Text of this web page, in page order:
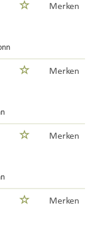
Merken
Merken
Merken
Merken